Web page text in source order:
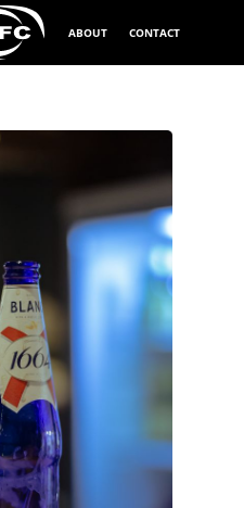
ABOUT CONTACT